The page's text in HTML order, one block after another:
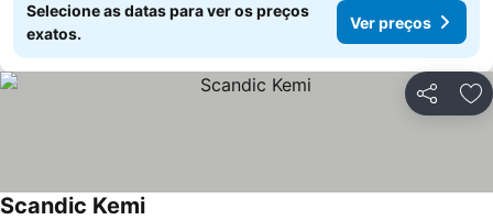
Selecione as datas para ver os preços
exatos.
Ver preços
Partilhar
Scandic Kemi